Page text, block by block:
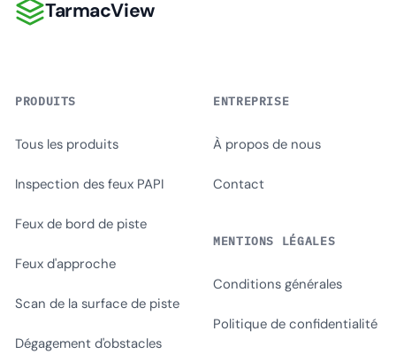
TarmacView
TarmacView
PRODUITS
Tous les produits
Inspection des feux PAPI
Feux de bord de piste
Feux d'approche
Scan de la surface de piste
Dégagement d'obstacles
ENTREPRISE
À propos de nous
Contact
MENTIONS LÉGALES
Conditions générales
Politique de confidentialité